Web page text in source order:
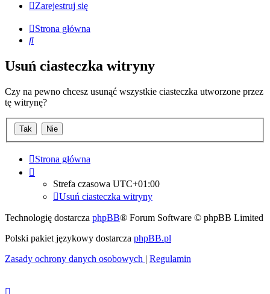
Zarejestruj się
Strona główna
Szukaj
Usuń ciasteczka witryny
Czy na pewno chcesz usunąć wszystkie ciasteczka utworzone przez
tę witrynę?
Strona główna
Strefa czasowa UTC+01:00
Usuń ciasteczka witryny
Technologię dostarcza phpBB® Forum Software © phpBB Limited
Polski pakiet językowy dostarcza phpBB.pl
Zasady ochrony danych osobowych | Regulamin